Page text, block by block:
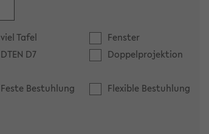
viel Tafel
Fenster
DTEN D7 Doppelprojektion
Feste Bestuhlung
Flexible Bestuhlung